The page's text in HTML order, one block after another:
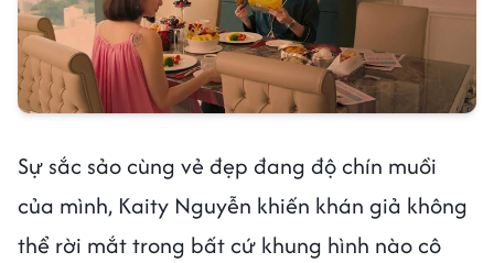
Sự sắc sảo cùng vẻ đẹp đang độ chín muồi
của mình, Kaity Nguyễn khiến khán giả không
thể rời mắt trong bất cứ khung hình nào cô